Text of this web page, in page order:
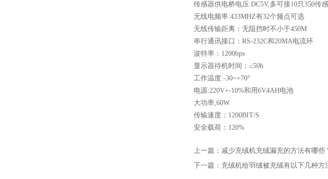
传感器供电桥电压:DC5V,多可接10只350传
无线电频率:433MHZ有32个频点可选
无线传输距离：无阻挡时不小于450M
串行通讯接口：RS-232C和20MA电流环
波特率：1200bps
显示器待机时间：≤50h
工作温度:-30~+70°
电源:220V+-10%和用6V4AH电池
大功率;60W
传输速度：1200BIT/S
安全载荷：120%
上一篇： 减少充绒机充绒漏充的方法有哪些
下一篇： 充绒机给羽绒被充绒有以下几种方